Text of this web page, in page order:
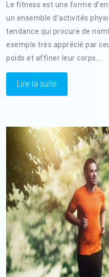
Le fitness est une forme
un ensemble d’activités
tendance qui procure de
exemple très apprécié par
poids et affiner leur corps.…
Lire la suite